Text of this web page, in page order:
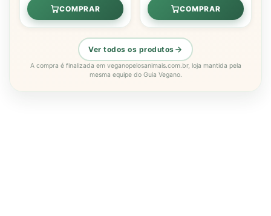
COMPRAR COMPRAR
Ver todos os produtos
A compra é finalizada em veganopelosanimais.com.br, loja mantida pela
mesma equipe do Guia Vegano.